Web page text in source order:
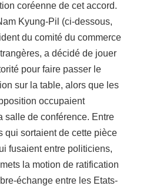
coréenne de cet accord.
Kyung-Pil (ci-dessous,
du comité du commerce
a décidé de jouer
pour faire passer le
sur la table, alors que les
occupaient
salle de conférence. Entre
qui sortaient de cette pièce
fusaient entre politiciens,
la motion de ratification
échange entre les Etats-